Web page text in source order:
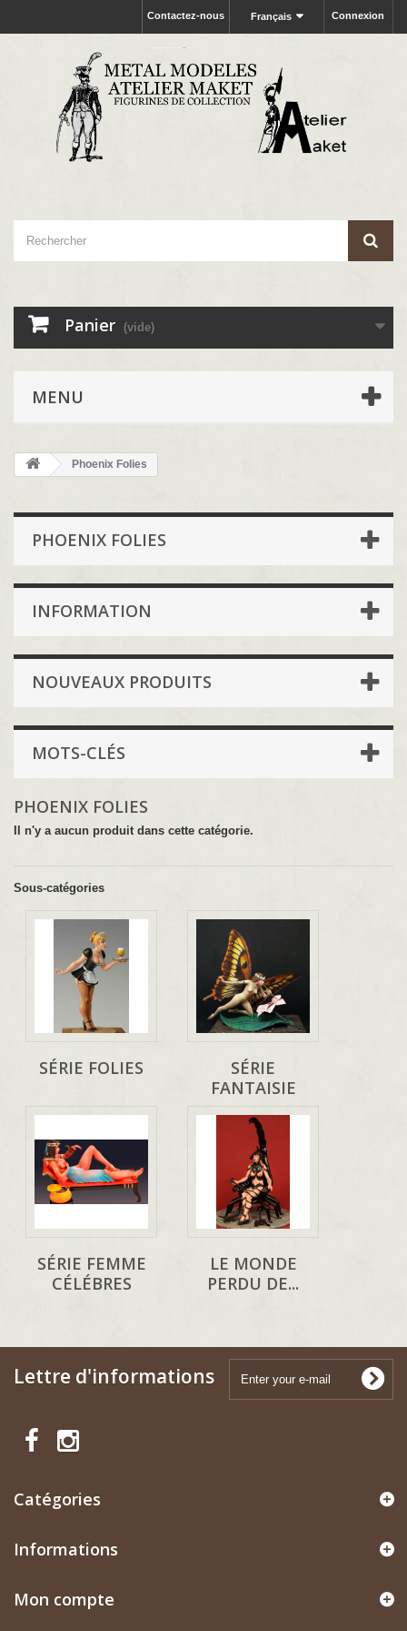
Connexion
Français
Contactez-nous
Panier (vide)
MENU
Phoenix Folies
PHOENIX FOLIES
INFORMATION
NOUVEAUX PRODUITS
MOTS-CLÉS
PHOENIX FOLIES
Il n'y a aucun produit dans cette catégorie.
Sous-catégories
SÉRIE FOLIES
SÉRIE
FANTAISIE
SÉRIE FEMME
CÉLÉBRES
LE MONDE
PERDU DE...
Lettre d'informations
Catégories
Informations
Mon compte